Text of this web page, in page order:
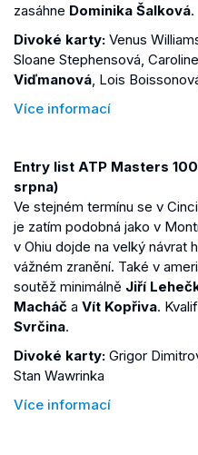
zasáhne Dominika Šalková.
Divoké karty: Venus
Sloane Stephensová,
Viďmanová, Lois
Více informací
Entry list ATP Masters
srpna)
Ve stejném termínu se v
je zatím podobná jako v
v Ohiu dojde na velký návrat
vážném zranění. Také v
soutěž minimálně Jiří
Macháč a Vít Kopřiva.
Svrčina.
Divoké karty: Grigor
Stan Wawrinka
Více informací